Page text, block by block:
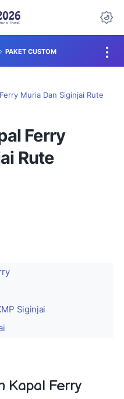
PAKET CUSTOM
Muria Dan Siginjai Rute
Ferry
Rute
Siginjai
Kapal Ferry